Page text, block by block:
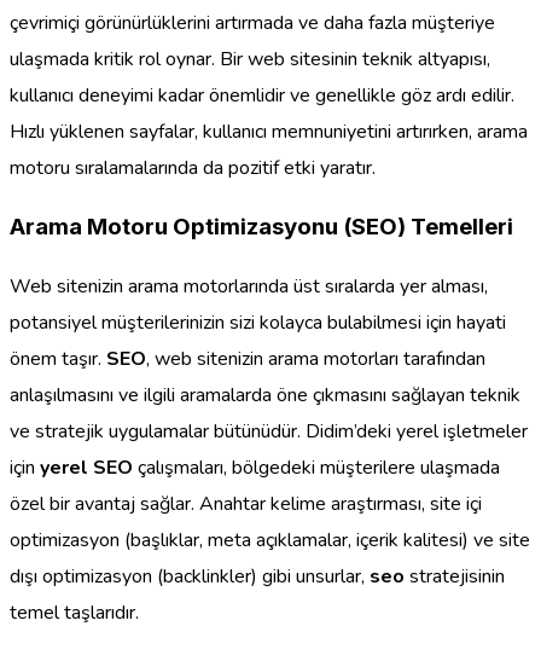
çevrimiçi görünürlüklerini artırmada ve daha fazla müşteriye
ulaşmada kritik rol oynar. Bir web sitesinin teknik altyapısı,
kullanıcı deneyimi kadar önemlidir ve genellikle göz ardı edilir.
Hızlı yüklenen sayfalar, kullanıcı memnuniyetini artırırken, arama
motoru sıralamalarında da pozitif etki yaratır.
Arama Motoru Optimizasyonu (SEO) Temelleri
Web sitenizin arama motorlarında üst sıralarda yer alması,
potansiyel müşterilerinizin sizi kolayca bulabilmesi için hayati
önem taşır. SEO, web sitenizin arama motorları tarafından
anlaşılmasını ve ilgili aramalarda öne çıkmasını sağlayan teknik
ve stratejik uygulamalar bütünüdür. Didim’deki yerel işletmeler
için yerel SEO çalışmaları, bölgedeki müşterilere ulaşmada
özel bir avantaj sağlar. Anahtar kelime araştırması, site içi
optimizasyon (başlıklar, meta açıklamalar, içerik kalitesi) ve site
dışı optimizasyon (backlinkler) gibi unsurlar, seo stratejisinin
temel taşlarıdır.